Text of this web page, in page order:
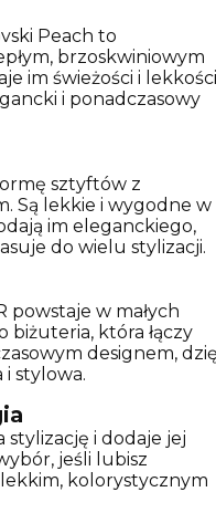
Peach to
brzoskwiniowym
im świeżości i
i ponadczasowy
sztyftów z
Są lekkie i wygodne w
im eleganckiego,
do wielu stylizacji.
powstaje w małych
biżuteria, która łączy
designem,
stylowa.
i dodaje jej
jeśli lubisz
kolorystycznym